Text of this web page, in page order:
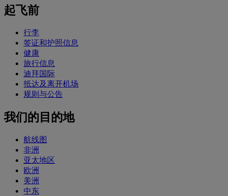
起飞前
行李
签证和护照信息
健康
旅行信息
迪拜国际
抵达及离开机场
规则与公告
我们的目的地
航线图
非洲
亚太地区
欧洲
美洲
中东